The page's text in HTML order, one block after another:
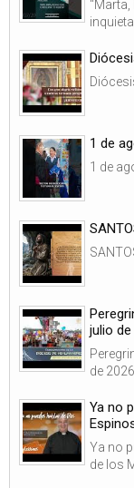
1 de
1 de
julio de
de
Ya no
Ya no
de los